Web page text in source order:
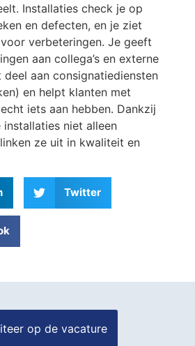
Installaties check je op
en defecten, en je ziet
verbeteringen. Je geeft
aan collega’s en externe
deel aan consignatiediensten
en helpt klanten met
iets aan hebben. Dankzij
niet alleen
ze uit in kwaliteit en
Twitter